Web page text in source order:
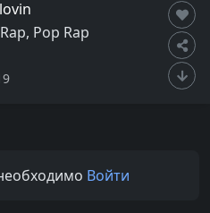
Pop Rap
Войти